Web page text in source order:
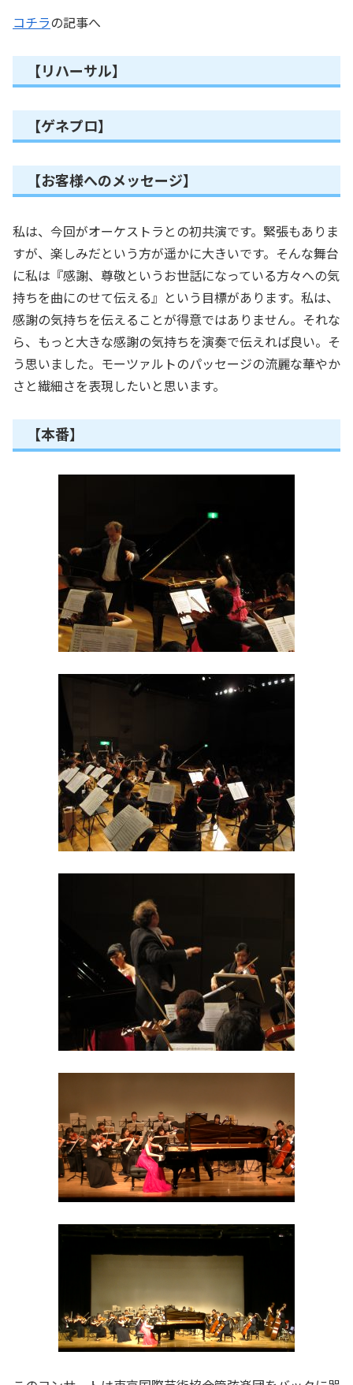
コチラの記事へ
【リハーサル】
【ゲネプロ】
【お客様へのメッセージ】
私は、今回がオーケストラとの初共演です。緊張もありま
すが、楽しみだという方が遥かに大きいです。そんな舞台
に私は『感謝、尊敬というお世話になっている方々への気
持ちを曲にのせて伝える』という目標があります。私は、
感謝の気持ちを伝えることが得意ではありません。それな
ら、もっと大きな感謝の気持ちを演奏で伝えれば良い。そ
う思いました。モーツァルトのパッセージの流麗な華やか
さと繊細さを表現したいと思います。
【本番】